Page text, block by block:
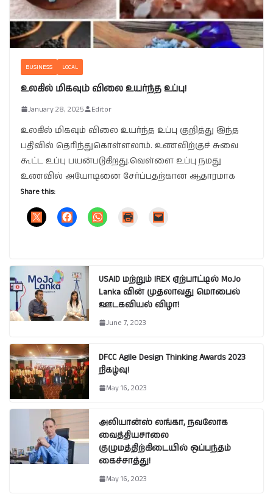
BUSINESS LOCAL
உலகில் மிகவும் விலை உயர்ந்த உப்பு!
January 28, 2025 Editor
உலகில் மிகவும் விலை உயர்ந்த உப்பு குறித்து இந்த
பதிவில் தெரிந்துகொள்ளலாம். உணவிற்குச் சுவை
கூட்ட உப்பு பயன்படுகிறது.வெள்ளை உப்பு நமது
உணவில் அயோடினை சேர்ப்பதற்கான ஆதாரமாக
Share this:
USAID மற்றும் IREX ஏற்பாட்டில் MoJo
Lanka வின் முதலாவது மொபைல்
ஊடகவியல் விழா!
June 7, 2023
DFCC Agile Design Thinking Awards 2023
நிகழ்வு!
May 16, 2023
அலியான்ஸ் லங்கா, நவலோக
வைத்தியசாலை
குழுமத்திற்கிடையில் ஒப்பந்தம்
கைச்சாத்து!
May 16, 2023